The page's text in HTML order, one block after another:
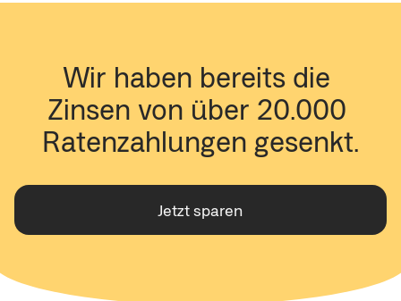
Wir haben bereits die
Zinsen von über 20.000
Ratenzahlungen gesenkt.
Jetzt sparen